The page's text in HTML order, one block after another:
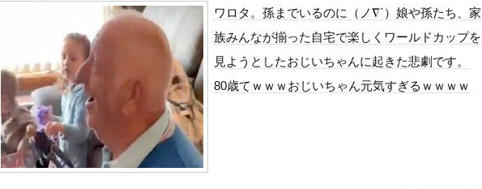
フジテレビさん 石破茂の生まれ変わりのような大学生を見つけてきて消費税減税反対報道を...
竹﨑由佳アナ ピタパンのお尻！！
K-POPアイドルの約半数が3年後には姿を消す…。損益分岐点突破は4％未満・・・
『君のことが大大大大大好きな100人の彼女』17話感想 須藤育登場！ストイックな野球...
海釣りって何が楽しいの？
【ポロリ悲話】ネットで拡散してるおっぱいポロリ動画、何故か叩かれる・・・
【衝撃】「かわいい虫」ランキング、ついに発表される
【Xの車窓から】整備士が2度見する現場猫案件 ほか
ワロタ。孫までいるのに（ノ∇`）娘や孫たち、家
族みんなが揃った自宅で楽しくワールドカップを
見ようとしたおじいちゃんに起きた悲劇です。
80歳てｗｗｗおじいちゃん元気すぎるｗｗｗｗ